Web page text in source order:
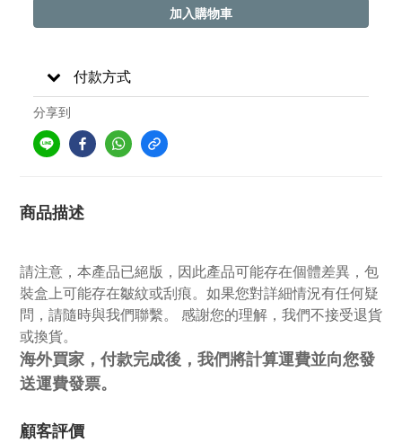
加入購物車
付款方式
分享到
商品描述
請注意，本產品已絕版，因此產品可能存在個體差異，包
裝盒上可能存在皺紋或刮痕。如果您對詳細情況有任何疑
問，請隨時與我們聯繫。 感謝您的理解，我們不接受退貨
或換貨。
海外買家，付款完成後，我們將計算運費並向您發
送運費發票。
顧客評價